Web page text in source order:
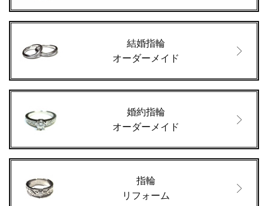
結婚指輪
オーダーメイド
婚約指輪
オーダーメイド
指輪
リフォーム